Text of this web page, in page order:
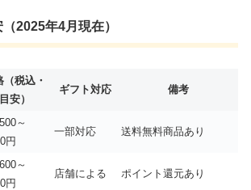
2025年4月現在）
（税込・
目安）
ギフト対応 備考
～
円
一部対応 送料無料商品あり
～
円
店舗による ポイント還元あり